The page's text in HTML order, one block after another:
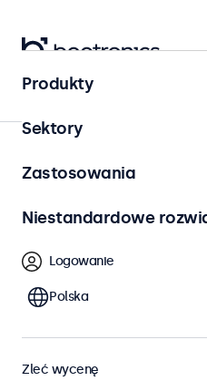
Kolejnictwo
Monitory kolejowe i
Produkty
Sektory
Zastosowania
Niestandardowe
Logowanie
Polska
Zleć wycenę